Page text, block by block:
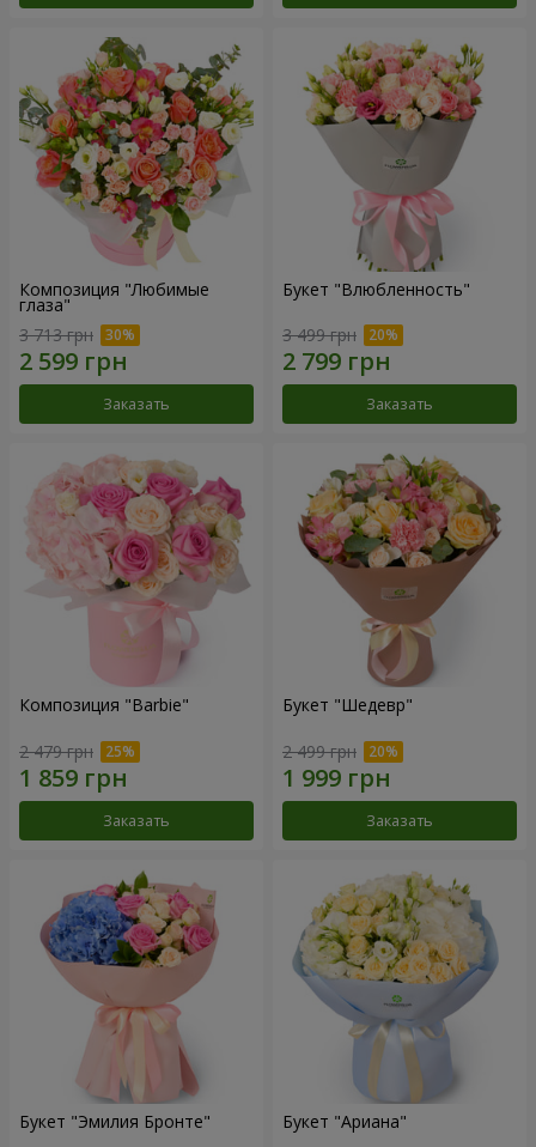
Композиция "Любимые
глаза"
3 713 грн
Заказать
Букет "Влюбленность"
3 499 грн
Заказать
Композиция "Barbie"
2 479 грн
Заказать
Букет "Шедевр"
2 499 грн
Заказать
Букет "Эмилия Бронте" Букет "Ариана"